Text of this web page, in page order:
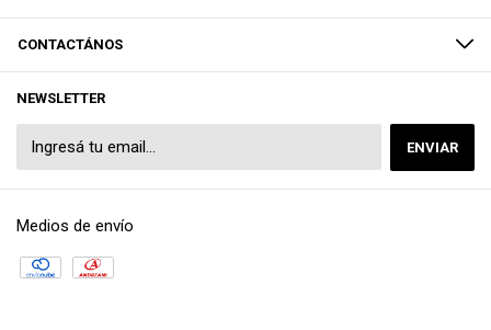
CONTACTÁNOS
NEWSLETTER
Medios de envío